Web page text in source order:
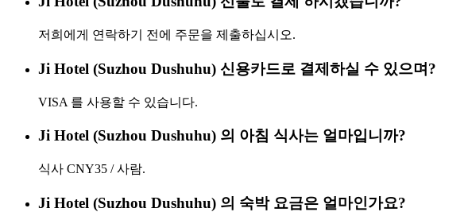
저희에게 연락하기 전에 주문을 제출하십시오.
Ji Hotel (Suzhou Dushuhu) 신용카드로 결제하실 수 있으며?
VISA 를 사용할 수 있습니다.
Ji Hotel (Suzhou Dushuhu) 의 아침 식사는 얼마입니까?
식사 CNY35 / 사람.
Ji Hotel (Suzhou Dushuhu) 의 숙박 요금은 얼마인가요?